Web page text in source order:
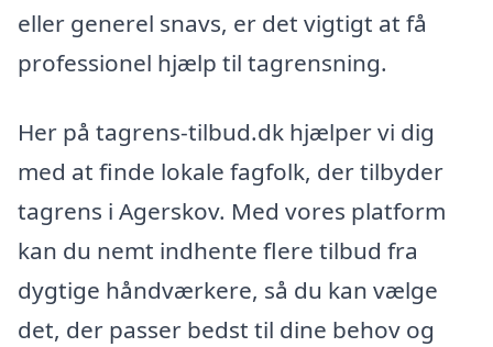
eller generel snavs, er det vigtigt at få
professionel hjælp til tagrensning.
Her på tagrens-tilbud.dk hjælper vi dig
med at finde lokale fagfolk, der tilbyder
tagrens i Agerskov. Med vores platform
kan du nemt indhente flere tilbud fra
dygtige håndværkere, så du kan vælge
det, der passer bedst til dine behov og